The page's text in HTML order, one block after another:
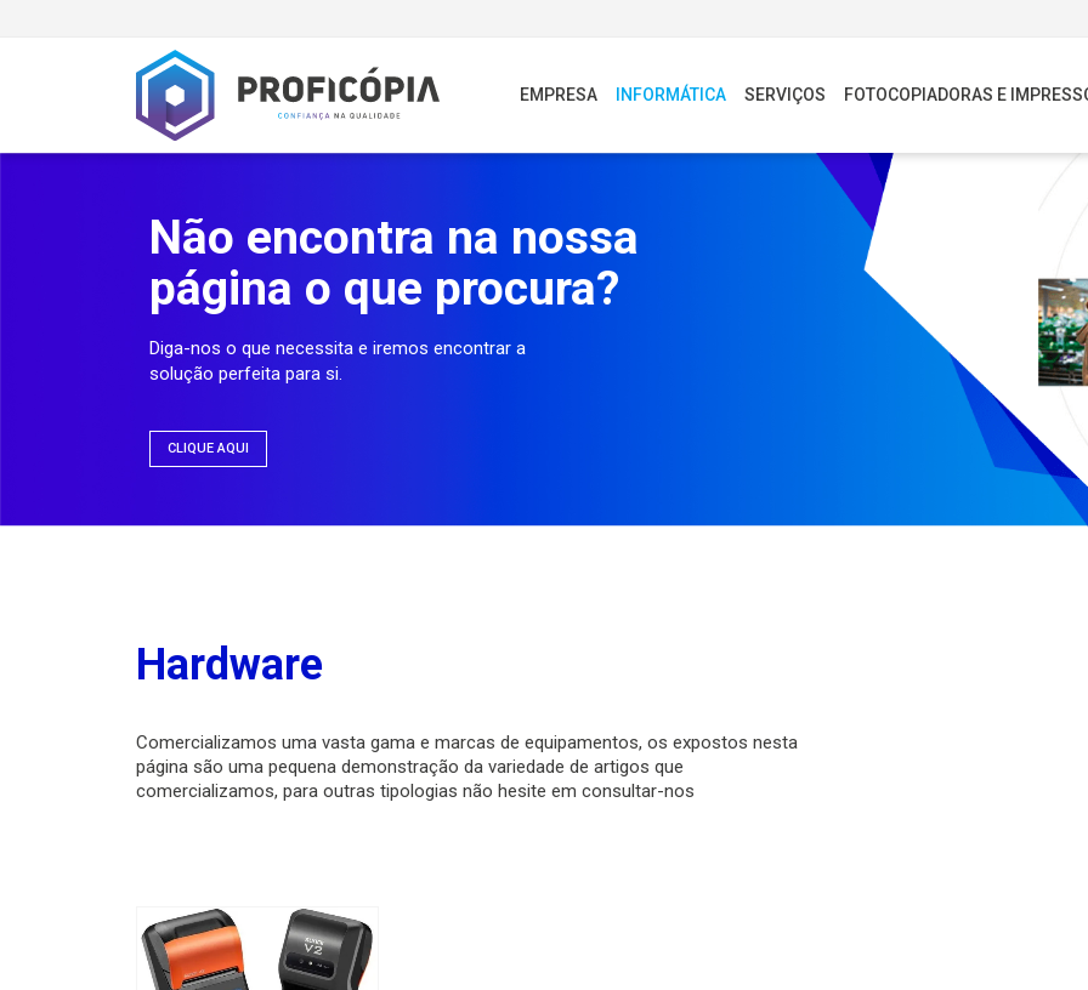
EMPRESA INFORMÁTICA SERVIÇOS FOTOCOPIADORAS E
CLIQUE AQUI
Não encontra na nossa
página o que procura?
Diga-nos o que necessita e iremos encontrar a
solução perfeita para si.
Hardware
Comercializamos uma vasta gama e marcas de equipamentos, os expostos nesta
página são uma pequena demonstração da variedade de artigos que
comercializamos, para outras tipologias não hesite em consultar-nos